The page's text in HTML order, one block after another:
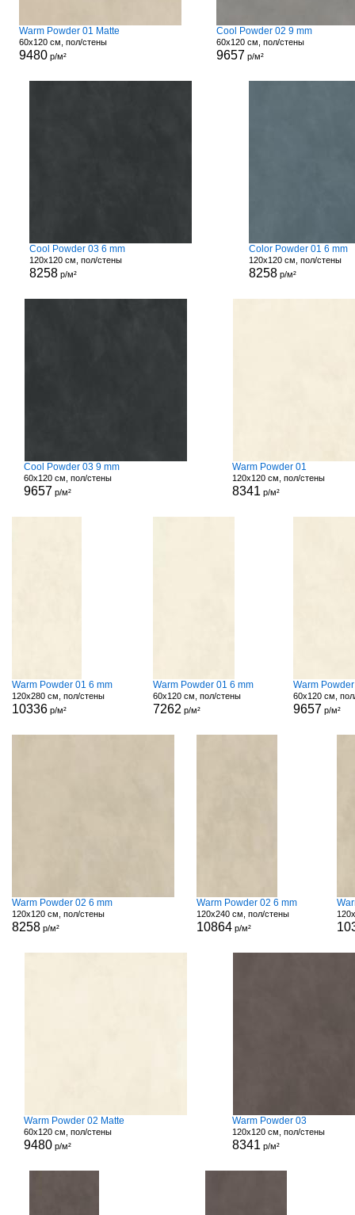
Warm Powder 01 Matte
60x120 см, пол/стены
9480р/м²
Cool Powder 02 9 mm
60x120 см, пол/стены
9657 р/м²
Cool Powder 03 6 mm
120x120 см, пол/стены
8258 р/м²
Color Powder 01 6 mm
120x120 см, пол/стены
8258 р/м²
Cool Powder 03 9 mm
60x120 см, пол/стены
9657 р/м²
Warm Powder 01
120x120 см, пол/стены
8341 р/м²
Warm Powder 01 6 mm
120x280 см, пол/стены
10336 р/м²
Warm Powder 01 6 mm
60x120 см, пол/стены
7262 р/м²
Warm
60x120 см,
9657 р/м²
Warm Powder 02 6 mm
120x120 см, пол/стены
8258 р/м²
Warm Powder 02 6 mm
120x240 см, пол/стены
10864р/м²
Warm Powder 02 Matte
60x120 см, пол/стены
9480 р/м²
Warm Powder 03
120x120 см, пол/стены
8341 р/м²